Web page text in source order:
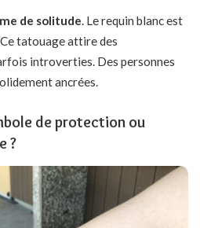
de solitude . Le requin blanc est
tatouage attire des
introverties. Des personnes
ancrées.
de protection ou
?